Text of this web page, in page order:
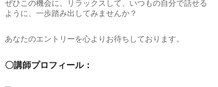
ぜひこの機会に、リラックスして、いつもの自分で話せる
ように、一歩踏み出してみませんか？
あなたのエントリーを心よりお待ちしております。
〇講師プロフィール：